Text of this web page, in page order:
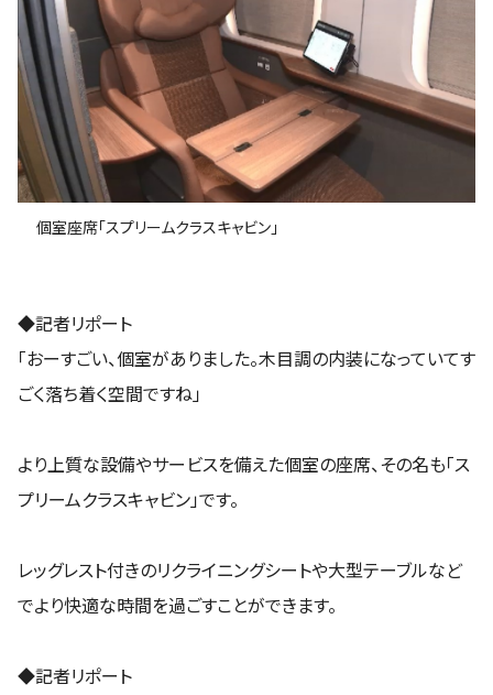
個室座席「スプリームクラスキャビン」
◆記者リポート
「おーすごい、個室がありました。木目調の内装になっていてす
ごく落ち着く空間ですね」
より上質な設備やサービスを備えた個室の座席、その名も「ス
プリームクラスキャビン」です。
レッグレスト付きのリクライニングシートや大型テーブルなど
でより快適な時間を過ごすことができます。
◆記者リポート